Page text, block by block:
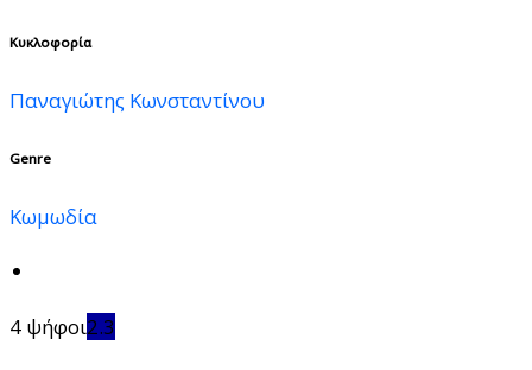
Κυκλοφορία
Παναγιώτης Κωνσταντίνου
Genre
Κωμωδία
4 ψήφοι2.3